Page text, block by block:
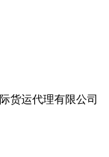
货运代理有限公司